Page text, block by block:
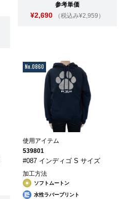
参考単価
¥2,690 （税込み¥2,959）
No.0860
使用アイテム
539801
#087 インディゴ S サイズ
加工方法
ソフトムートン
水性ラバープリント